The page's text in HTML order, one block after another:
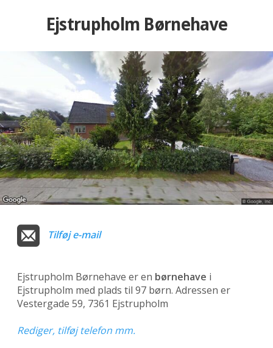
Ejstrupholm Børnehave
Tilføj e-mail
Ejstrupholm Børnehave er en børnehave i
Ejstrupholm med plads til 97 børn. Adressen er
Vestergade 59, 7361 Ejstrupholm
Rediger, tilføj telefon mm.